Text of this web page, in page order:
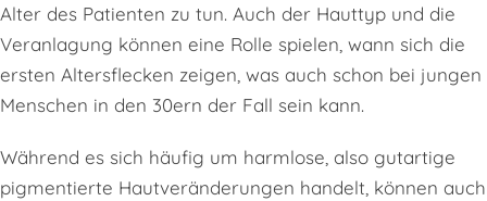
Alter des Patienten zu tun. Auch der Hauttyp und die
Veranlagung können eine Rolle spielen, wann sich die
ersten Altersflecken zeigen, was auch schon bei jungen
Menschen in den 30ern der Fall sein kann.
Während es sich häufig um harmlose, also gutartige
pigmentierte Hautveränderungen handelt, können auch